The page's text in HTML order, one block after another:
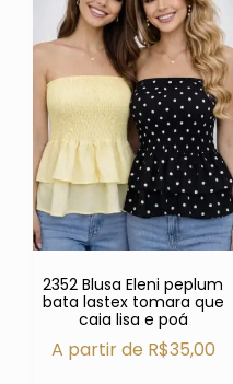
2352 Blusa Eleni peplum
bata lastex tomara que
caia lisa e poá
A partir de R$35,00